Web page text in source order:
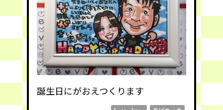
誕生日にがおえつくります